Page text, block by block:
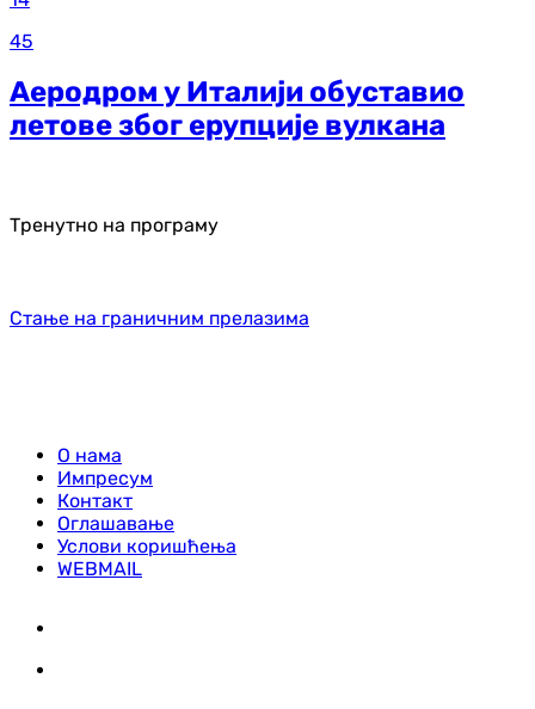
45
Аеродром у Италији обуставио
летове због ерупције вулкана
Тренутно на програму
Стање на граничним прелазима
О нама
Импресум
Контакт
Оглашавање
Услови коришћења
WEBMAIL